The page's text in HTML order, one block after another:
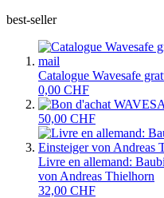
best-seller
Catalogue Wavesafe
0,00 CHF
50,00 CHF
Livre en allemand:
von Andreas Thielhorn
32,00 CHF